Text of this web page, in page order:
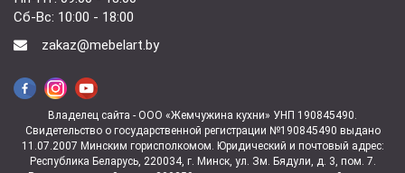
Сб-Вс: 10:00 - 18:00
zakaz@mebelart.by
Владелец сайта - ООО «Жемчужина кухни» УНП 190845490.
Свидетельство о государственной регистрации №190845490 выдано
11.07.2007 Минским горисполкомом. Юридический и почтовый адрес:
Республика Беларусь, 220034, г. Минск, ул. Зм. Бядули, д. 3, пом. 7.